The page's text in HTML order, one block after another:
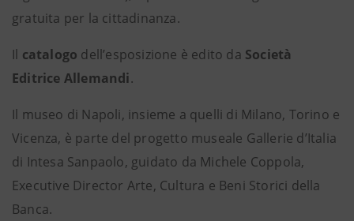
gratuita per la cittadinanza.
Il catalogo dell’esposizione è edito da Società
Editrice Allemandi.
Il museo di Napoli, insieme a quelli di Milano, Torino e
Vicenza, è parte del progetto museale Gallerie d’Italia
di Intesa Sanpaolo, guidato da Michele Coppola,
Executive Director Arte, Cultura e Beni Storici della
Banca.